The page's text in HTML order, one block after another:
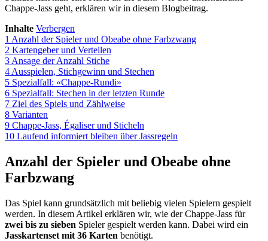
Chappe-Jass geht, erklären wir in diesem Blogbeitrag.
Inhalte Verbergen
1 Anzahl der Spieler und Obeabe ohne Farbzwang
2 Kartengeber und Verteilen
3 Ansage der Anzahl Stiche
4 Ausspielen, Stichgewinn und Stechen
5 Spezialfall: «Chappe-Rundi»
6 Spezialfall: Stechen in der letzten Runde
7 Ziel des Spiels und Zählweise
8 Varianten
9 Chappe-Jass, Égaliser und Sticheln
10 Laufend informiert bleiben über Jassregeln
Anzahl der Spieler und Obeabe ohne
Farbzwang
Das Spiel kann grundsätzlich mit beliebig vielen Spielern gespielt
werden. In diesem Artikel erklären wir, wie der Chappe-Jass für
zwei bis zu sieben Spieler gespielt werden kann. Dabei wird ein
Jasskartenset mit 36 Karten benötigt.